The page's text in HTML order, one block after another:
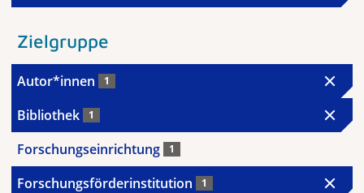
Zielgruppe
Autor*innen 1
Bibliothek 1
Forschungseinrichtung 1
Forschungsförderinstitution 1